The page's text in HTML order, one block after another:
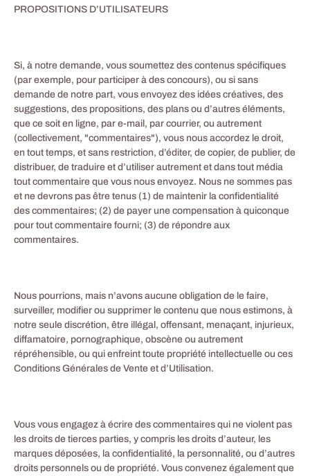
PROPOSITIONS D’UTILISATEURS
Si, à notre demande, vous soumettez des contenus spécifiques
(par exemple, pour participer à des concours), ou si sans
demande de notre part, vous envoyez des idées créatives, des
suggestions, des propositions, des plans ou d’autres éléments,
que ce soit en ligne, par e-mail, par courrier, ou autrement
(collectivement, "commentaires"), vous nous accordez le droit,
en tout temps, et sans restriction, d’éditer, de copier, de publier, de
distribuer, de traduire et d’utiliser autrement et dans tout média
tout commentaire que vous nous envoyez. Nous ne sommes pas
et ne devrons pas être tenus (1) de maintenir la confidentialité
des commentaires; (2) de payer une compensation à quiconque
pour tout commentaire fourni; (3) de répondre aux
commentaires.
Nous pourrions, mais n’avons aucune obligation de le faire,
surveiller, modifier ou supprimer le contenu que nous estimons, à
notre seule discrétion, être illégal, offensant, menaçant, injurieux,
diffamatoire, pornographique, obscène ou autrement
répréhensible, ou qui enfreint toute propriété intellectuelle ou ces
Conditions Générales de Vente et d’Utilisation.
Vous vous engagez à écrire des commentaires qui ne violent pas
les droits de tierces parties, y compris les droits d’auteur, les
marques déposées, la confidentialité, la personnalité, ou d’autres
droits personnels ou de propriété. Vous convenez également que